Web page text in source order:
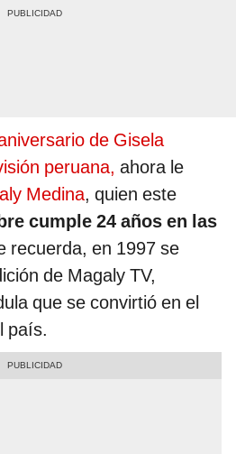
de Gisela
peruana, ahora le
Medina, quien este
cumple 24 años en las
recuerda, en 1997 se
de Magaly TV,
que se convirtió en el
país.